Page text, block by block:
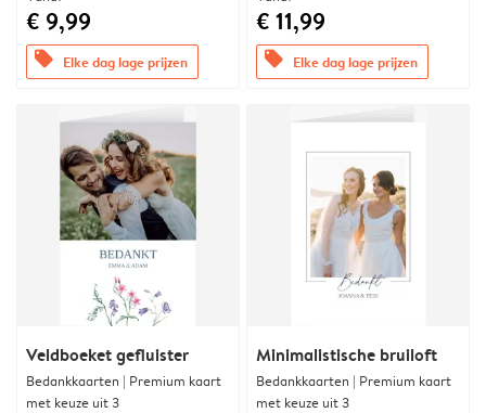
€ 9,99
offers Elke dag lage prijzen
€ 11,99
offers Elke dag lage prijzen
Veldboeket gefluister
Bedankkaarten | Premium kaart
met keuze uit 3
Minimalistische bruiloft
Bedankkaarten | Premium kaart
met keuze uit 3